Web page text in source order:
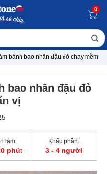
0
bánh bao nhân đậu đỏ chay mềm
bao nhân đậu đỏ
vị
làm:
phút
Khẩu phần:
3 - 4 người